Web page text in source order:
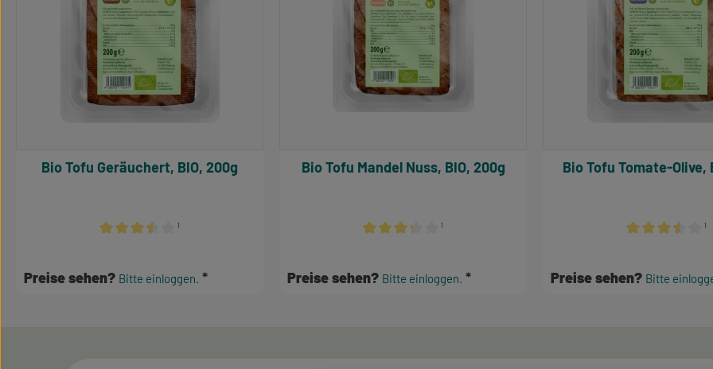
¹
Bio Tofu Geräuchert, BIO, 200g
Preise sehen? Bitte einloggen.
¹
Bio Tofu Mandel Nuss, BIO, 200g
Preise sehen? Bitte einloggen.
¹
Bio Tofu Tomate-Olive,
Preise sehen? Bitte